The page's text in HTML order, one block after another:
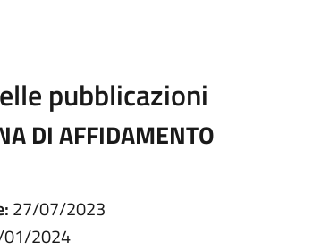
pubblicazioni
DI AFFIDAMENTO
27/07/2023
2024